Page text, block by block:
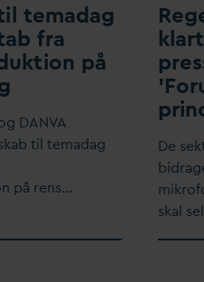
temadag
fra
på
DANVA
til temadag
på rens…
De
skal